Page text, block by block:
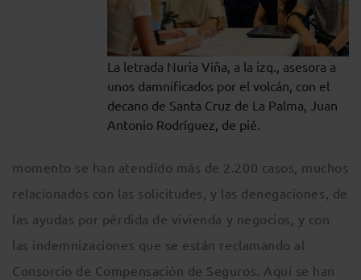
La letrada Nuria Viña, a la izq., asesora a
unos damnificados por el volcán, con el
decano de Santa Cruz de La Palma, Juan
Antonio Rodríguez, de pié.
momento se han atendido más de 2.200 casos, muchos
relacionados con las solicitudes, y las denegaciones, de
las ayudas por pérdida de vivienda y negocios, y con
las indemnizaciones que se están reclamando al
Consorcio de Compensación de Seguros. Aquí se han